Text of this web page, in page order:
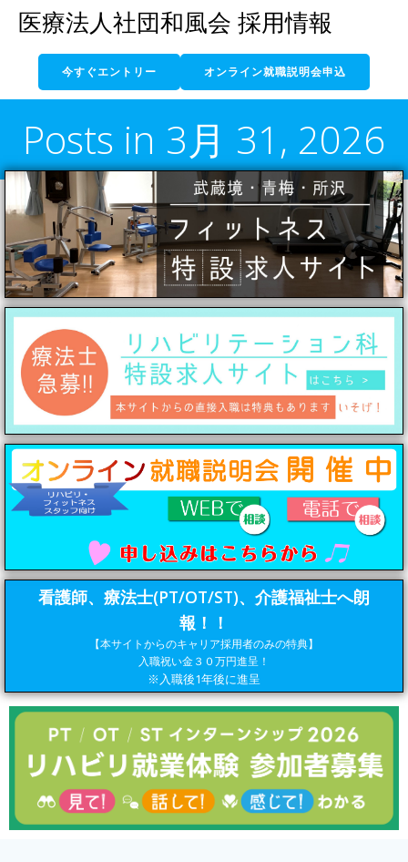
コ
ン
テ
ン
ツ
へ
ス
キ
ッ
プ
医療法人社団和風会 採用情報
今すぐエントリー オンライン就職説明会申込
Posts in 3月 31, 2026
看護師、療法士(PT/OT/ST)、介護福祉士へ朗
報！！
【本サイトからのキャリア採用者のみの特典】
入職祝い金３０万円進呈！
※入職後1年後に進呈